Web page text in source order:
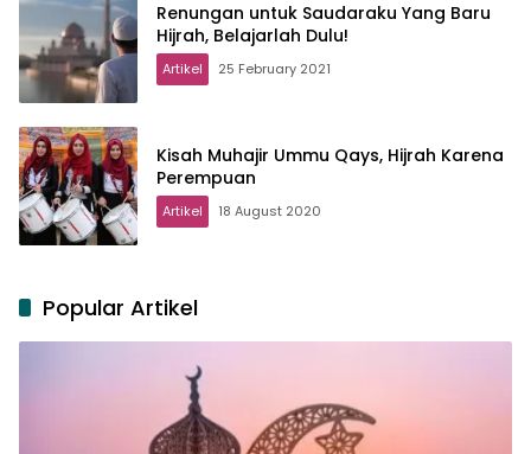
Renungan untuk Saudaraku Yang Baru
Hijrah, Belajarlah Dulu!
Artikel 25 February 2021
Kisah Muhajir Ummu Qays, Hijrah Karena
Perempuan
Artikel 18 August 2020
Popular Artikel